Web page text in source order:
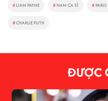
# LIAM PAYNE # NAM CA SĨ #
#CHARLIE PUTH
ĐƯỢC